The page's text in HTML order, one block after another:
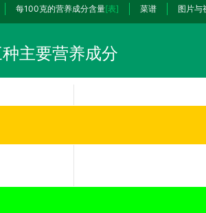
每100克的营养成分含量[表] 菜谱 图片与
主要营养成分